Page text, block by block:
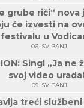
grube riči“ nova
će izvesti na
festivalu u
06. SVIBANJ
Singl „Ja
svoj video
05. SVIBANJ
treći